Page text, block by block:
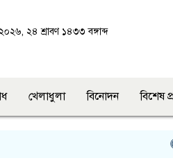
২৪ শ্রাবণ ১৪৩৩ বঙ্গাব্দ
খেলাধুলা বিনোদন বিশেষ